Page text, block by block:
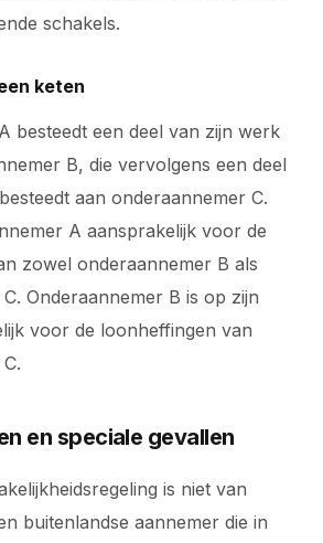
schakels.
keten
besteedt een deel van zijn werk
B, die vervolgens een deel
aan onderaannemer C.
A aansprakelijk voor de
zowel onderaannemer B als
Onderaannemer B is op zijn
voor de loonheffingen van
en speciale gevallen
is niet van
buitenlandse aannemer die in